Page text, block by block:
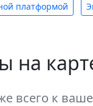
платформой
на
всего к